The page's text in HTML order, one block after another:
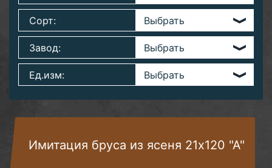
Сорт:
Завод:
Ед.изм:
Имитация бруса из ясеня 21х120 "А"